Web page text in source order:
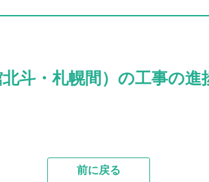
斗・札幌間）の工事の
前に戻る